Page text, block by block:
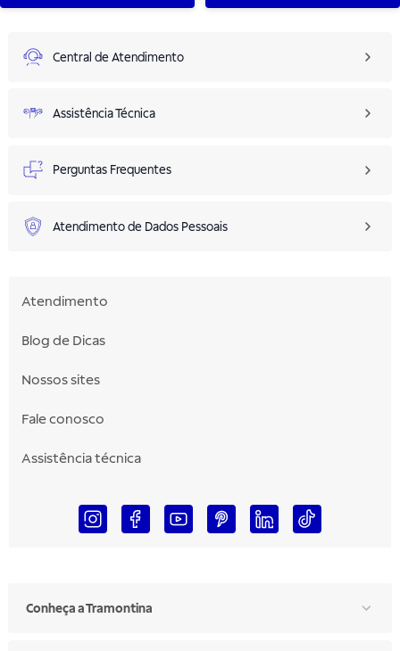
Central de Atendimento
Assistência Técnica
Perguntas Frequentes
Atendimento de Dados Pessoais
Atendimento
Blog de Dicas
Nossos sites
Fale conosco
Assistência técnica
Conheça a Tramontina